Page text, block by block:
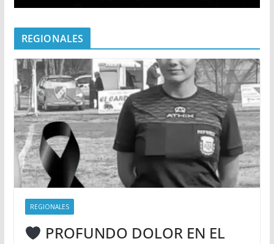
REGIONALES
REGIONALES
PROFUNDO DOLOR EN EL